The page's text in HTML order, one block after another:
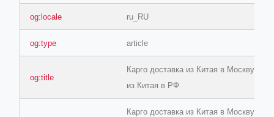
og:locale ru_RU
og:type article
og:title
Карго доставка из Китая в Москву -
из Китая в РФ
Карго доставка из Китая в Москву -